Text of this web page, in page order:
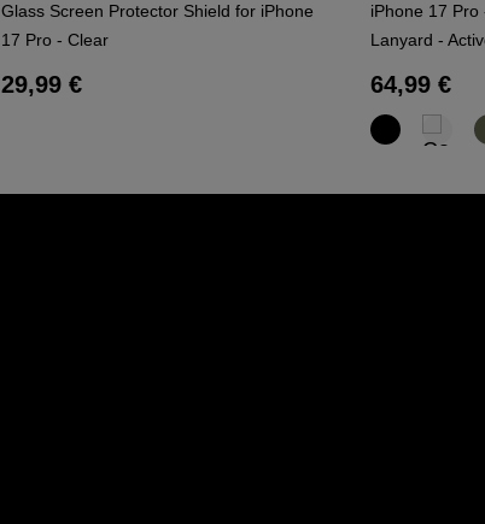
Glass Screen Protector Shield for iPhone
17 Pro - Clear
Regulärer Preis:
29,99 €
iPhone 17
Lanyard -
Regulärer
64,99 €